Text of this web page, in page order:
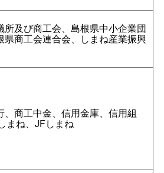
所及び商工会、島根県中小企業団
県商工会連合会、しまね産業振興
、商工中金、信用金庫、信用組
まね、JFしまね